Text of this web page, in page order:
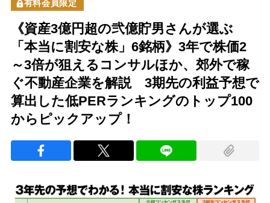
有料会員限定
《資産3億円超の弐億貯男さんが選ぶ
「本当に割安な株」6銘柄》3年で株価2
～3倍が狙えるコンサルほか、郊外で稼
ぐ不動産企業を解説 3期先の利益予想で
算出した低PERランキングのトップ100
からピックアップ！